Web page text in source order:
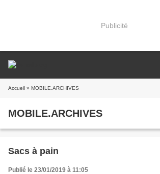
Publicité
Accueil » MOBILE.ARCHIVES
MOBILE.ARCHIVES
Sacs à pain
Publié le 23/01/2019 à 11:05